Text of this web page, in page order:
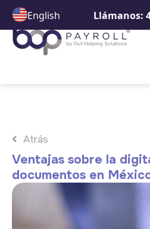
English Llámanos:
Atrás
Ventajas sobre la
documentos en